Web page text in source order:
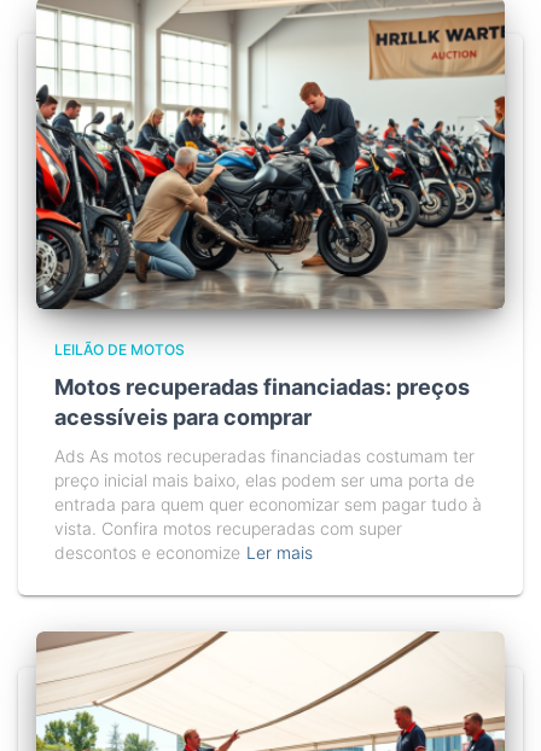
LEILÃO DE MOTOS
Motos recuperadas financiadas: preços
acessíveis para comprar
Ads As motos recuperadas financiadas costumam ter
preço inicial mais baixo, elas podem ser uma porta de
entrada para quem quer economizar sem pagar tudo à
vista. Confira motos recuperadas com super
descontos e economize Ler mais